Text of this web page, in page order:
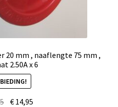
20 mm , naaflengte 75 mm ,
2.50A x 6
€ 14,95